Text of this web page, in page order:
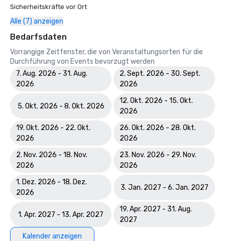
Sicherheitskräfte vor Ort
Alle (7) anzeigen
Bedarfsdaten
Vorrangige Zeitfenster, die von Veranstaltungsorten für die
Durchführung von Events bevorzugt werden
7. Aug. 2026 - 31. Aug.
2026
2. Sept. 2026 - 30. Sept.
2026
5. Okt. 2026 - 8. Okt. 2026
12. Okt. 2026 - 15. Okt.
2026
19. Okt. 2026 - 22. Okt.
2026
26. Okt. 2026 - 28. Okt.
2026
2. Nov. 2026 - 18. Nov.
2026
23. Nov. 2026 - 29. Nov.
2026
1. Dez. 2026 - 18. Dez.
2026
3. Jan. 2027 - 6. Jan. 2027
1. Apr. 2027 - 13. Apr. 2027
19. Apr. 2027 - 31. Aug.
2027
Kalender anzeigen